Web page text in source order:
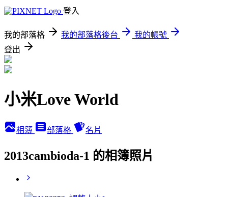
登入
我的部落格 我的部落格後台
我的帳號
登出
小米Love World
相簿 部落格 名片
2013cambioda-1 的相簿照片